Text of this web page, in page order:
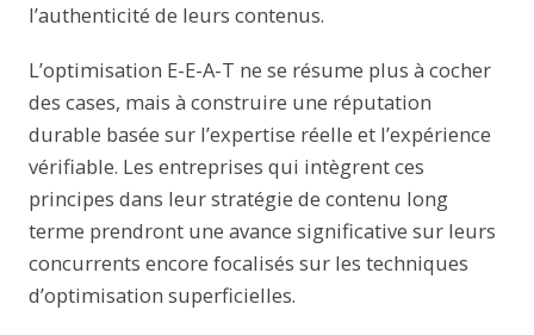
l’authenticité de leurs contenus.
L’optimisation E-E-A-T ne se résume plus à cocher
des cases, mais à construire une réputation
durable basée sur l’expertise réelle et l’expérience
vérifiable. Les entreprises qui intègrent ces
principes dans leur stratégie de contenu long
terme prendront une avance significative sur leurs
concurrents encore focalisés sur les techniques
d’optimisation superficielles.